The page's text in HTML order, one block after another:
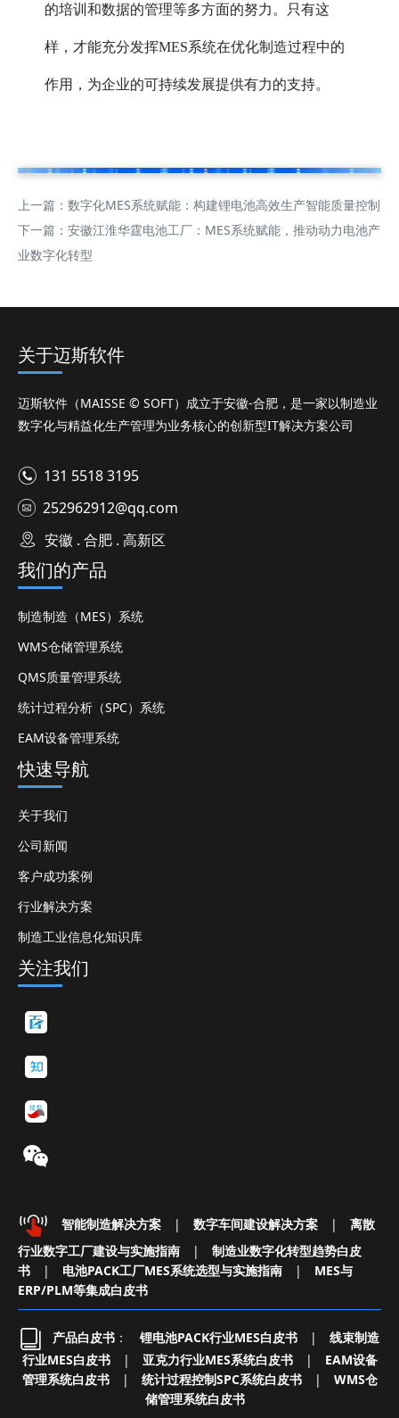
的培训和数据的管理等多方面的努力。只有这
样，才能充分发挥MES系统在优化制造过程中的
作用，为企业的可持续发展提供有力的支持。
上一篇： 数字化MES系统赋能：构建锂电池高效生产智能质量控制
下一篇： 安徽江淮华霆电池工厂：MES系统赋能，推动动力电池产
业数字化转型
关于迈斯软件
迈斯软件（MAISSE © SOFT）成立于安徽-合肥，是一家以制造业
数字化与精益化生产管理为业务核心的创新型IT解决方案公司
131 5518 3195
252962912@qq.com
安徽 . 合肥 . 高新区
我们的产品
制造制造（MES）系统
WMS仓储管理系统
QMS质量管理系统
统计过程分析（SPC）系统
EAM设备管理系统
快速导航
关于我们
公司新闻
客户成功案例
行业解决方案
制造工业信息化知识库
关注我们
智能制造解决方案 | 数字车间建设解决方案 |
离散
行业数字工厂建设与实施指南
|
制造业数字化转型趋势白皮
书
| 电池PACK工厂MES系统选型与实施指南 |
MES与
ERP/PLM等集成白皮书
产品白皮书 ： 锂电池PACK行业MES白皮书 |
线束制造
行业MES白皮书
| 亚克力行业MES系统白皮书 |
EAM设备
管理系统白皮书
| 统计过程控制SPC系统白皮书 |
WMS仓
储管理系统白皮书